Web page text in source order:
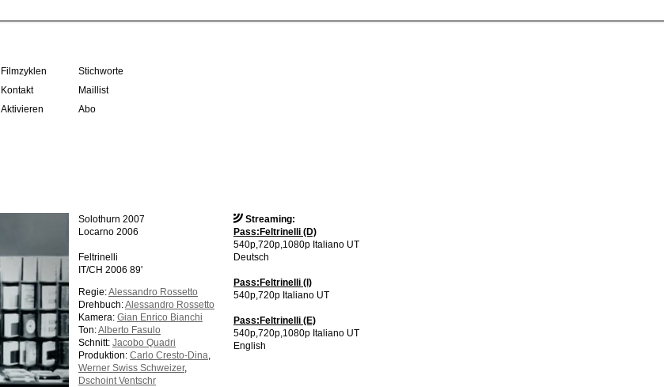
Filmzyklen
Stichworte
Kontakt
Maillist
Aktivieren Abo
Streaming:
Pass:Feltrinelli (D)
540p,720p,1080p Italiano UT
Deutsch
Pass:Feltrinelli (I)
540p,720p Italiano UT
Pass:Feltrinelli (E)
540p,720p,1080p Italiano UT
English
Solothurn 2007
Locarno 2006
Feltrinelli
IT/CH 2006 89'
Regie:Alessandro Rossetto
Drehbuch:Alessandro Rossetto
Kamera: Gian Enrico Bianchi
Ton:Alberto Fasulo
Schnitt: Jacobo Quadri
Produktion: Carlo Cresto-Dina
Werner Swiss Schweizer,
Dschoint Ventschr